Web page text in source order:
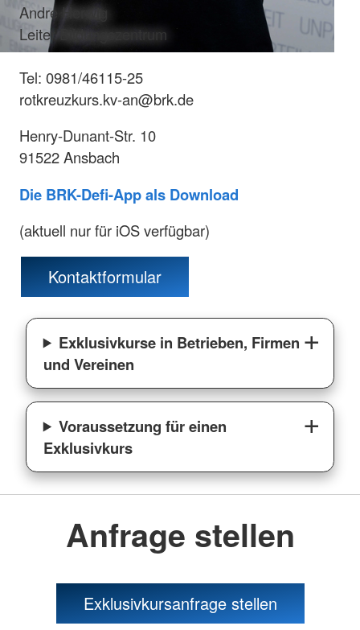
Andre Herwig
Leiter Bildungszentrum
Tel: 0981/46115-25
rotkreuzkurs.kv-an@brk.de
Henry-Dunant-Str. 10
91522 Ansbach
Die BRK-Defi-App als Download
(aktuell nur für iOS verfügbar)
Kontaktformular
Exklusivkurse in Betrieben, Firmen
und Vereinen
Voraussetzung für einen
Exklusivkurs
Anfrage stellen
Exklusivkursanfrage stellen